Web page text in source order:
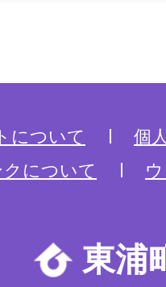
について
個
クについて
東浦